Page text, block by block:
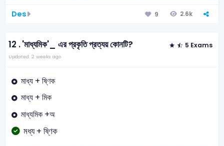
Des 9 2.6k
12 .'মাধ্যমিক'_ এর প্রকৃতি প্রত্যয় কোনটি? 5 Exams
Updated: 2 weeks ago
মাধ্য + ষ্ণিক
মাধ্য + মিক
মাধ্যমিক +অ
মধ্য + ষ্ণিক